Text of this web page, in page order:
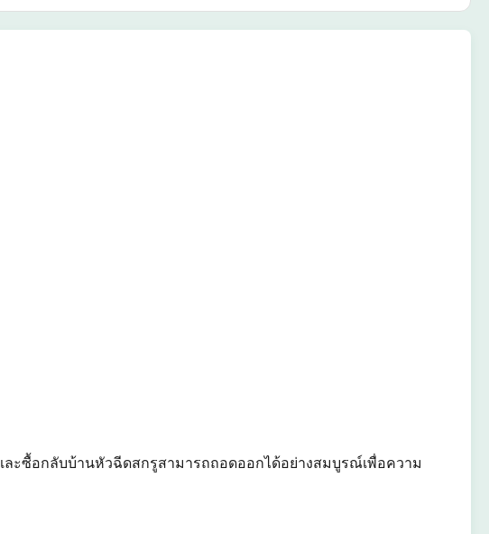
ละซื้อกลับบ้านหัวฉีดสกรูสามารถถอดออกได้อย่างสมบูรณ์เพื่อความ